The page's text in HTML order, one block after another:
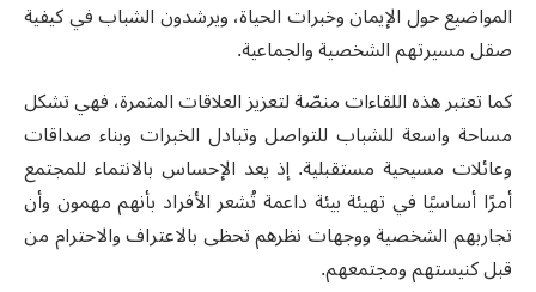
المواضيع حول الإيمان وخبرات الحياة، ويرشدون الشباب فيكيفية
صقل مسيرتهم الشخصية والجماعية.
كما تعتبر هذه اللقاءات منصّة لتعزيز العلاقات المثمرة، فهي تشكل
مساحة واسعة للشباب للتواصل وتبادل الخبرات وبناء صداقات
وعائلات مسيحية مستقبلية. إذ يعد الإحساس بالانتماء للمجتمع
أمرًا أساسيًا في تهيئة بيئة داعمة تُشعر الأفراد بأنهم مهمون وأن
تجاربهم الشخصية ووجهات نظرهم تحظى بالاعتراف والاحترام من
قبل كنيستهم ومجتمعهم.